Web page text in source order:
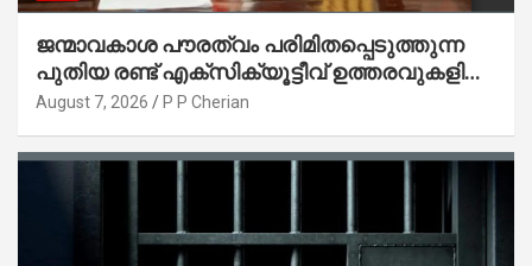
ജന്മാവകാശ പൗരത്വം പരിമിതപ്പെടുത്തുന്ന
പുതിയ രണ്ട് എക്സിക്യൂട്ടീവ് ഉത്തരവുകളിൽ
ട്രംപ് ഒപ്പുവെച്ചു
August 7, 2026 P P Cherian